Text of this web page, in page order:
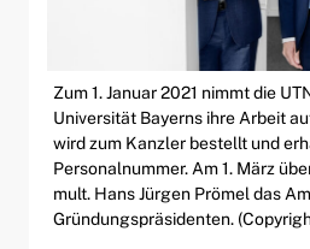
Zum 1. Januar 2021 nimmt die
Universität Bayerns ihre Arbeit
wird zum Kanzler bestellt und
Personalnummer. Am 1. März
mult. Hans Jürgen Prömel das
Gründungspräsidenten.